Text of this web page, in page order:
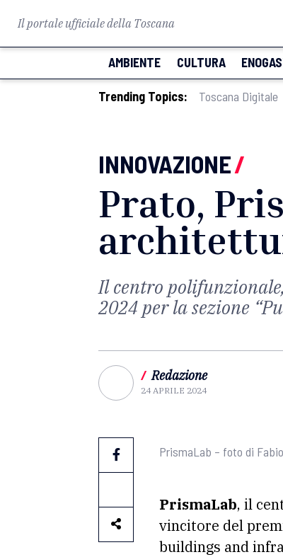
Il portale ufficiale della Toscana
AMBIENTE CULTURA
Trending Topics: Toscana Digitale
INNOVAZIONE/
Prato,
Il centro
2024 per la sezione
/ Redazione
24 APRILE 2024
PrismaLab – foto di
PrismaLab, il
vincitore del
buildings and